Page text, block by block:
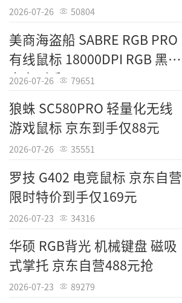
2026-07-26 50804
美商海盗船 SABRE RGB PRO
有线鼠标 18000DPI RGB 黑色
京东到手799元
2026-07-26 79651
狼蛛 SC580PRO 轻量化无线
游戏鼠标 京东到手仅88元
2026-07-26 35551
罗技 G402 电竞鼠标 京东自营
限时特价到手仅169元
2026-07-23 34316
华硕 RGB背光 机械键盘 磁吸
式掌托 京东自营488元抢
2026-07-23 89279